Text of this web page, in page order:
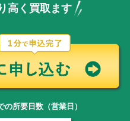
高く買取ます
所要日数（営業日）